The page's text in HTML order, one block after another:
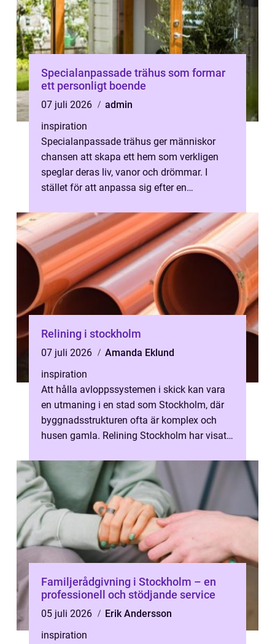
Specialanpassade trähus som formar
ett personligt boende
07 juli 2026
admin
inspiration
Specialanpassade trähus ger människor
chansen att skapa ett hem som verkligen
speglar deras liv, vanor och drömmar. I
stället för att anpassa sig efter en
Relining i stockholm
07 juli 2026
Amanda Eklund
inspiration
Att hålla avloppssystemen i skick kan vara
en utmaning i en stad som Stockholm, där
byggnadsstrukturen ofta är komplex och
husen gamla. Relining Stockholm har visat
Familjerådgivning i Stockholm – en
professionell och stödjande service
05 juli 2026
Erik Andersson
inspiration